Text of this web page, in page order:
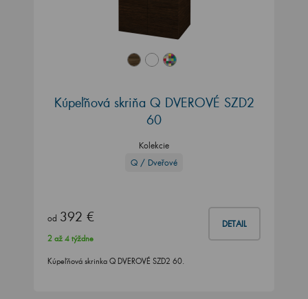
Kúpeľňová skriňa Q DVEROVÉ SZD2
60
Kolekcie
Q / Dveřové
od 392 € DETAIL
2 až 4 týždne
Kúpeľňová skrinka Q DVEROVÉ SZD2 60.